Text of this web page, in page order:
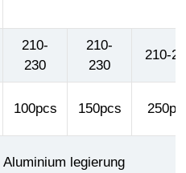
210-
230
210-
230
210-
100pcs 150pcs
Aluminium legierung